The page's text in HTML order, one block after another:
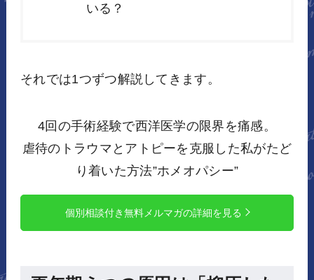
いる？
それでは1つずつ解説してきます。
4回の手術経験で西洋医学の限界を痛感。
虐待のトラウマとアトピーを克服した私がたど
り着いた方法”ホメオパシー”
個別相談付き無料メルマガの詳細を見る